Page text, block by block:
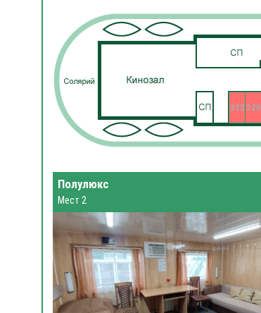
320
322
Полулюкс
Мест 2